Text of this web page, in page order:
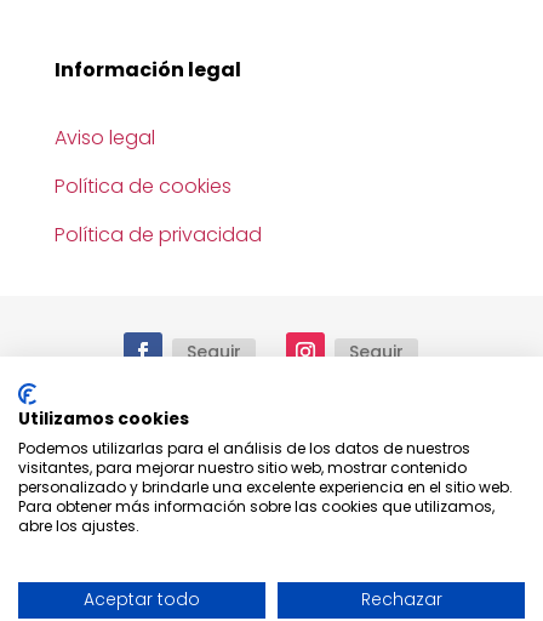
Información legal
Aviso legal
Política de cookies
Política de privacidad
Seguir Seguir
© 2025.Reservados todos los derechos. Todo el
contenido e imágenes mostrado en este sitio
web tienen derechos de autor y no pueden
utilizarse sin el consentimiento expreso dePeral &
Utilizamos cookies
Podemos utilizarlas para el análisis de los datos de nuestros
visitantes, para mejorar nuestro sitio web, mostrar contenido
personalizado y brindarle una excelente experiencia en el sitio web.
Para obtener más información sobre las cookies que utilizamos,
abre los ajustes.
Aceptar todo Rechazar